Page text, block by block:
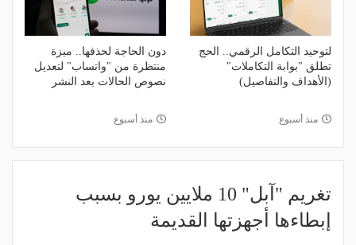
لتوحيد التكامل الرقمي.. الحج
تطلق "بوابة التكاملات"
(الأهداف والتفاصيل)
منذ أسبوع
دون الحاجة لحذفها.. ميزة
منتظرة من "واتساب" لتعديل
نصوص الحالات بعد النشر
منذ أسبوع
تغريم "آبل" 10 ملايين يورو بسبب
إبطاءها أجهزتها القديمة